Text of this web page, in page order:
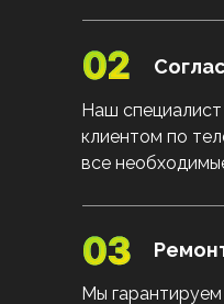
Наш специалист
клиентом по
все
Мы